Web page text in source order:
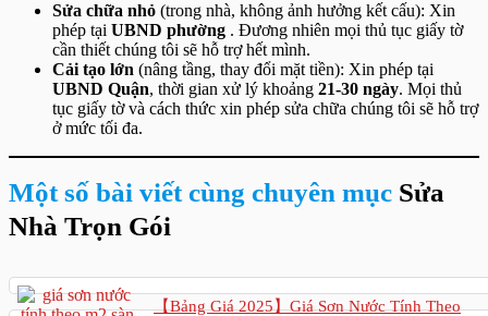
Sửa chữa nhỏ (trong nhà, không ảnh hưởng kết cấu): Xin
phép tại UBND phường . Đương nhiên mọi thủ tục giấy tờ
cần thiết chúng tôi sẽ hỗ trợ hết mình.
Cải tạo lớn (nâng tầng, thay đổi mặt tiền): Xin phép tại
UBND Quận, thời gian xử lý khoảng 21-30 ngày. Mọi thủ
tục giấy tờ và cách thức xin phép sửa chữa chúng tôi sẽ hỗ trợ
ở mức tối đa.
Một số bài viết cùng chuyên mục Sửa
Nhà Trọn Gói
【Bảng Giá 2025】Giá Sơn Nước Tính Theo